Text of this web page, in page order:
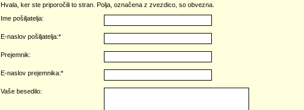
Hvala, ker ste priporočili to stran. Polja, označena z zvezdico, so obvezna.
Ime pošiljatelja:
E-naslov pošiljatelja:*
Prejemnik:
E-naslov prejemnika:*
Vaše besedilo: